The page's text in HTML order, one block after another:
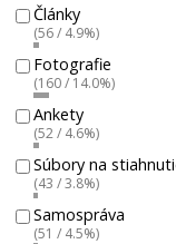
Články
(56 / 4.9%)
Fotografie
(160 / 14.0%)
Ankety
(52 / 4.6%)
Súbory na
(43 / 3.8%)
Samospráva
(51 / 4.5%)